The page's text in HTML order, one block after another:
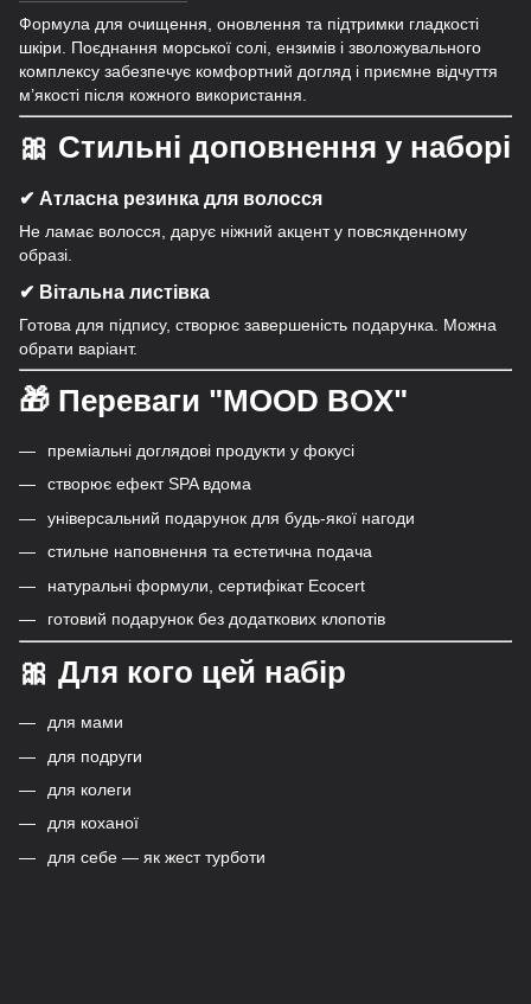
Формула для очищення, оновлення та підтримки гладкості
шкіри. Поєднання морської солі, ензимів і зволожувального
комплексу забезпечує комфортний догляд і приємне відчуття
м’якості після кожного використання.
🎀 Стильні доповнення у наборі
✔ Атласна резинка для волосся
Не ламає волосся, дарує ніжний акцент у повсякденному
образі.
✔ Вітальна листівка
Готова для підпису, створює завершеність подарунка. Можна
обрати варіант.
🎁 Переваги "MOOD BOX"
преміальні доглядові продукти у фокусі
створює ефект SPA вдома
універсальний подарунок для будь-якої нагоди
стильне наповнення та естетична подача
натуральні формули, сертифікат Ecocert
готовий подарунок без додаткових клопотів
🎀 Для кого цей набір
для мами
для подруги
для колеги
для коханої
для себе — як жест турботи